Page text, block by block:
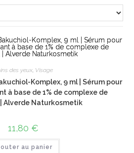
des yeux, Visage
Komplex, 9 ml | Sérum pour
à base de 1% de complexe de
Alverde Naturkosmetik
11,80 €
au panier